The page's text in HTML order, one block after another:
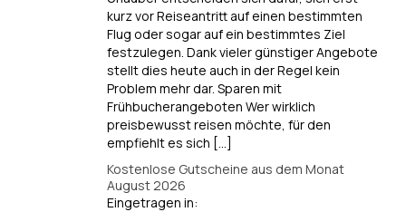
kurz vor Reiseantritt auf einen bestimmten
Flug oder sogar auf ein bestimmtes Ziel
festzulegen. Dank vieler günstiger Angebote
stellt dies heute auch in der Regel kein
Problem mehr dar. Sparen mit
Frühbucherangeboten Wer wirklich
preisbewusst reisen möchte, für den
empfiehlt es sich [...]
Kostenlose Gutscheine aus dem Monat
August 2026
Eingetragen in: